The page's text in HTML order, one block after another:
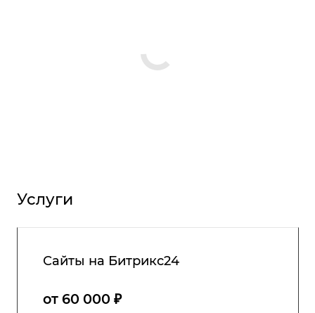
Услуги
Сайты на Битрикс24
от 60 000 ₽